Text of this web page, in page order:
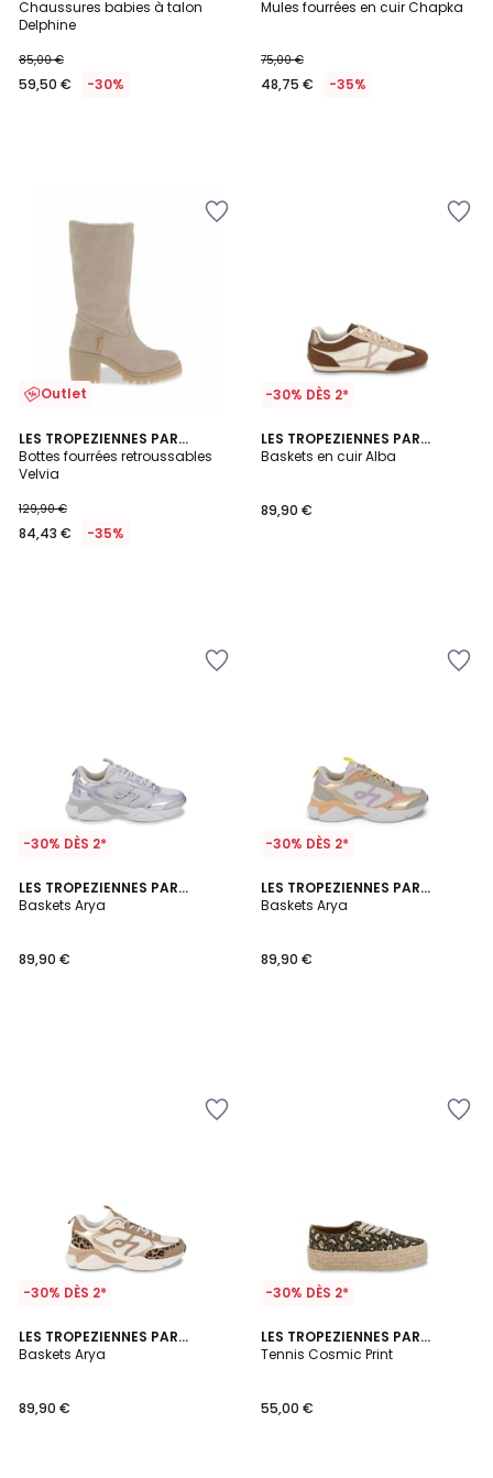
M.BELARBI
Chaussures babies à talon
Delphine
85,00 €
59,50 € -30%
M.BELARBI
Mules fourrées en cuir Chapka
75,00 €
48,75 € -35%
Outlet
LES TROPEZIENNES PAR
M.BELARBI
Bottes fourrées retroussables
Velvia
129,90 €
84,43 € -35%
-30% DÈS 2*
LES TROPEZIENNES PAR
M.BELARBI
Baskets en cuir Alba
89,90 €
-30% DÈS 2*
LES TROPEZIENNES PAR
M.BELARBI
Baskets Arya
89,90 €
-30% DÈS 2*
LES TROPEZIENNES PAR
M.BELARBI
Baskets Arya
89,90 €
-30% DÈS 2*
LES TROPEZIENNES PAR
M.BELARBI
Baskets Arya
89,90 €
-30% DÈS 2*
LES TROPEZIENNES PAR
M.BELARBI
Tennis Cosmic Print
55,00 €